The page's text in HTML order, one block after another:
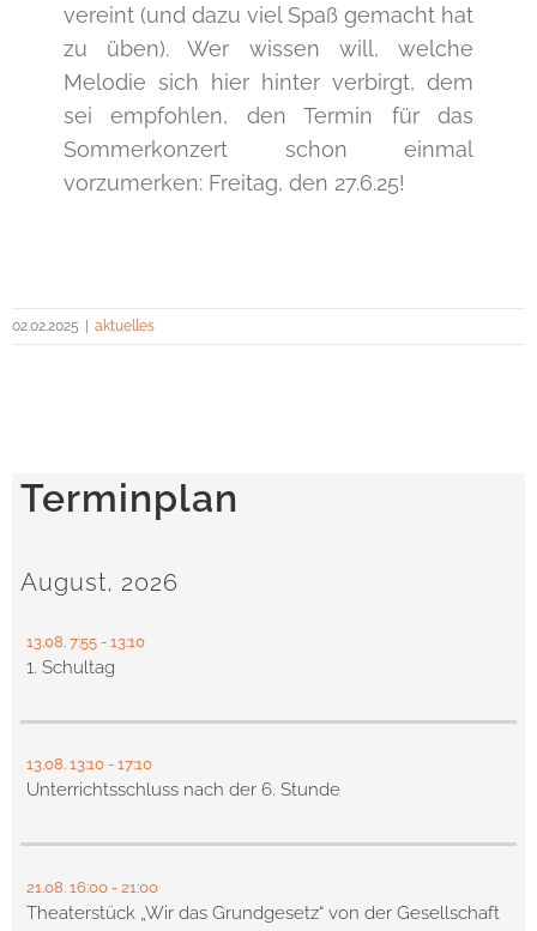
vereint (und dazu viel Spaß gemacht hat
zu üben). Wer wissen will, welche
Melodie sich hier hinter verbirgt, dem
sei empfohlen, den Termin für das
Sommerkonzert schon einmal
vorzumerken: Freitag, den 27.6.25!
02.02.2025 | aktuelles
Terminplan
August, 2026
13.08. 7:55 - 13:10
1. Schultag
13.08. 13:10 - 17:10
Unterrichtsschluss nach der 6. Stunde
21.08. 16:00 - 21:00
Theaterstück „Wir das Grundgesetz“ von der Gesellschaft